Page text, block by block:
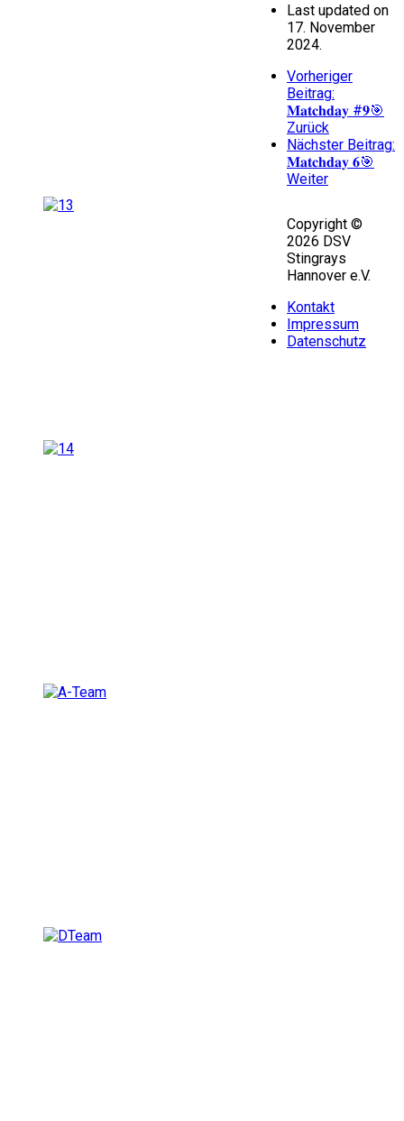
Last updated on
17. November
2024.
Vorheriger
Beitrag:
𝐌𝐚𝐭𝐜𝐡𝐝𝐚𝐲 #𝟗🎯
Zurück
Nächster Beitrag:
𝐌𝐚𝐭𝐜𝐡𝐝𝐚𝐲 𝟔🎯
Weiter
Copyright ©
2026 DSV
Stingrays
Hannover e.V.
Kontakt
Impressum
Datenschutz